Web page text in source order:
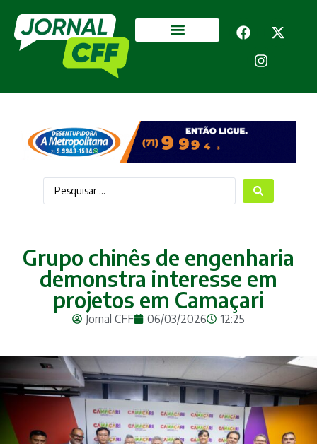
Grupo chinês de engenharia
demonstra interesse em
projetos em Camaçari
Jornal CFF 06/03/2026 12:25